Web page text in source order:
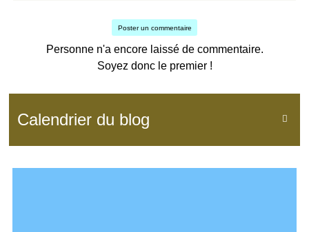

Calendrier du blog
Poster un commentaire
Personne n'a encore laissé de commentaire.
Soyez donc le premier !